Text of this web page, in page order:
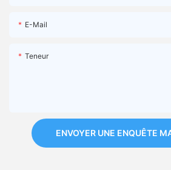
E-Mail
Teneur
ENVOYER UNE ENQUÊTE